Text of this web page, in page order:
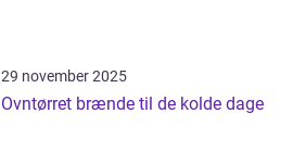
29 november 2025
Ovntørret brænde til de kolde dage